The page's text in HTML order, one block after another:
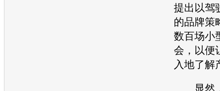
提出以驾
的品牌策
数百场小
会，以便
入地了解
显然